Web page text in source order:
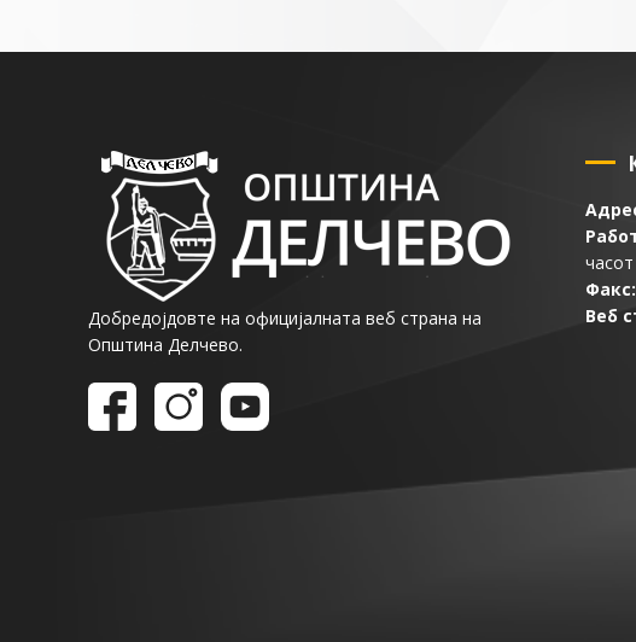
Добредојдовте на официјалната веб страна на
Општина Делчево.
Факс:
Веб